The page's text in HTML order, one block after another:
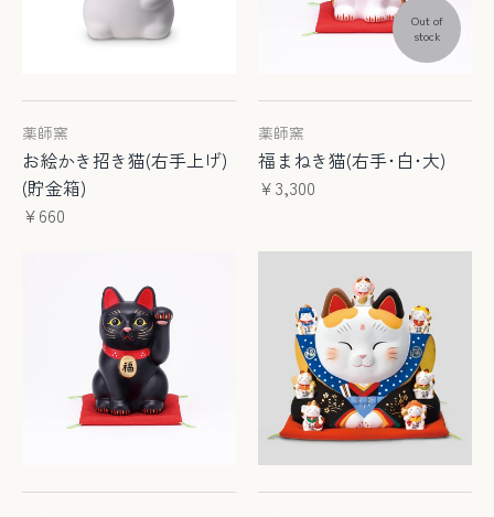
薬師窯
お絵かき招き猫(右手上げ)
(貯金箱)
¥660
Out of
stock
薬師窯
福まねき猫(右手･白･大)
¥3,300